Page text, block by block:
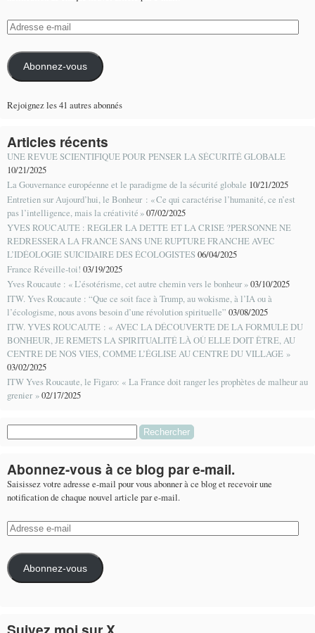
Adresse
e-
mail
Abonnez-vous
Rejoignez les 41 autres abonnés
Articles récents
UNE REVUE SCIENTIFIQUE POUR PENSER LA SÉCURITÉ GLOBALE
10/21/2025
La Gouvernance européenne et le paradigme de la sécurité globale 10/21/2025
Entretien sur Aujourd’hui, le Bonheur : « Ce qui caractérise l’humanité, ce n’est
pas l’intelligence, mais la créativité »07/02/2025
YVES ROUCAUTE : REGLER LA DETTE ET LA CRISE ?PERSONNE NE
REDRESSERA LA FRANCE SANS UNE RUPTURE FRANCHE AVEC
L’IDÉOLOGIE SUICIDAIRE DES ÉCOLOGISTES06/04/2025
France Réveille-toi! 03/19/2025
Yves Roucaute : « L’ésotérisme, cet autre chemin vers le bonheur »03/10/2025
ITW. Yves Roucaute : “Que ce soit face à Trump, au wokisme, à l’IA ou à
l’écologisme, nous avons besoin d’une révolution spirituelle” 03/08/2025
ITW. YVES ROUCAUTE : « AVEC LA DÉCOUVERTE DE LA FORMULE DU
BONHEUR, JE REMETS LA SPIRITUALITÉ LÀ OÙ ELLE DOIT ÊTRE, AU
CENTRE DE NOS VIES, COMME L’ÉGLISE AU CENTRE DU VILLAGE »
03/02/2025
ITW Yves Roucaute, le Figaro: « La France doit ranger les prophètes de malheur au
grenier »02/17/2025
Abonnez-vous à ce blog par e-mail.
Saisissez votre adresse e-mail pour vous abonner à ce blog et recevoir une
notification de chaque nouvel article par e-mail.
Adresse
e-
mail
Abonnez-vous